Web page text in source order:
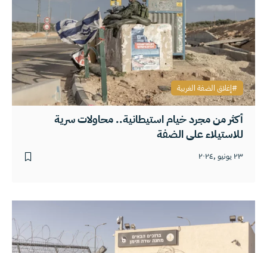
أكثر من مجرد خيام استيطانية.. محاولات سرية
للاستيلاء على الضفة
٢٣ يونيو ,٢٠٢٤
إغلاق الضفة الغربية